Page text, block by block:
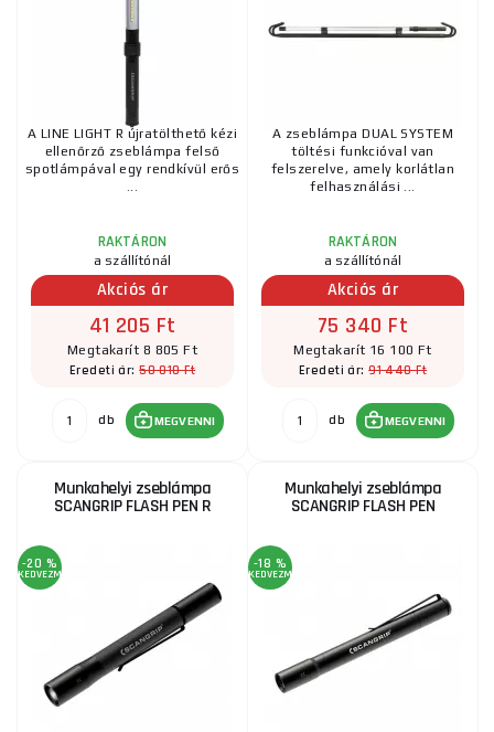
A LINE LIGHT R újratölthető kézi
ellenőrző zseblámpa felső
spotlámpával egy rendkívül erős
...
RAKTÁRON
a szállítónál
Akciós ár
41 205 Ft
Megtakarít 8 805 Ft
Eredeti ár:50 010 Ft
db MEGVENNI
A zseblámpa DUAL SYSTEM
töltési funkcióval van
felszerelve, amely korlátlan
felhasználási ...
RAKTÁRON
a szállítónál
Akciós ár
75 340 Ft
Megtakarít 16 100 Ft
Eredeti ár:91 440 Ft
db MEGVENNI
Munkahelyi zseblámpa
SCANGRIP FLASH PEN R
-20 %
KEDVEZMÉNY
Munkahelyi zseblámpa
SCANGRIP FLASH PEN
-18 %
KEDVEZMÉNY